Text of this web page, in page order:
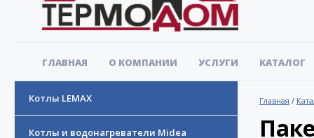
ГЛАВНАЯ О КОМПАНИИ УСЛУГИ КАТАЛОГ
Котлы LEMAX
Котлы и водонагреватели Midea
Главная /